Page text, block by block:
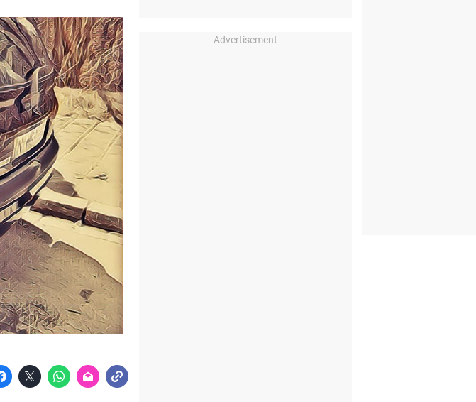
Advertisement